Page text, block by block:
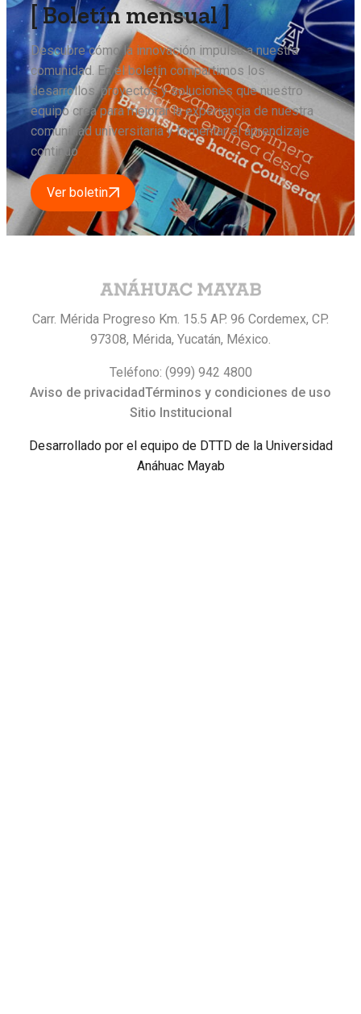
[ Boletín mensual ]
Descubre cómo la innovación impulsa a nuestra
comunidad. En el boletín compartimos los
desarrollos, proyectos y soluciones que nuestro
equipo crea para mejorar la experiencia de nuestra
comunidad universitaria y fomentar el aprendizaje
continuo
Ver boletin
Carr. Mérida Progreso Km. 15.5 AP. 96 Cordemex, CP.
97308, Mérida, Yucatán, México.
Teléfono: (999) 942 4800
Aviso de privacidadTérminos y condiciones de uso
Sitio Institucional
Desarrollado por el equipo de DTTD de la Universidad
Anáhuac Mayab